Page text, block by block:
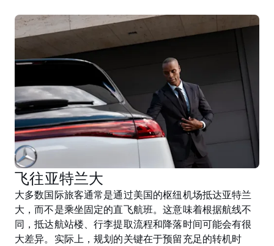
飞往亚特兰大
大多数国际旅客通常是通过美国的枢纽机场抵达亚特兰
大，而不是乘坐固定的直飞航班。这意味着根据航线不
同，抵达航站楼、行李提取流程和降落时间可能会有很
大差异。实际上，规划的关键在于预留充足的转机时